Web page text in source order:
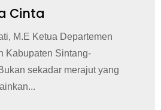
Cinta
M.E Ketua Departemen
Kabupaten Sintang-
sekadar merajut yang